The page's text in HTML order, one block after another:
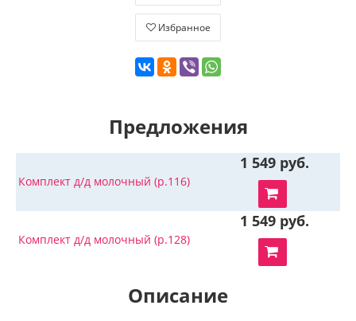
Избранное
Предложения
Комплект д/д молочный (р.116)
1 549 руб.
Комплект д/д молочный (р.128)
1 549 руб.
Описание